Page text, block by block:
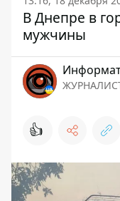
В Днепре в
мужчины
👍